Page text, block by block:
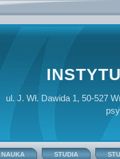
ul. J. Wł. Dawida 1, 50-527
NAUKA STUDIA